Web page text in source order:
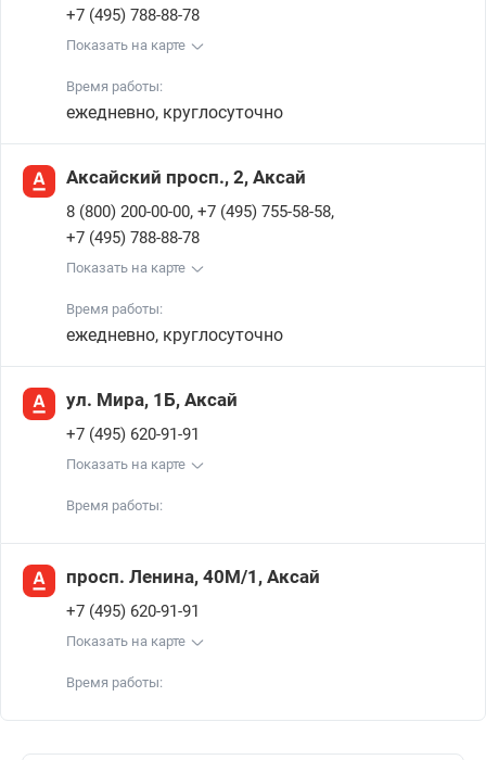
+7 (495) 788-88-78
Показать на карте
Время работы:
ежедневно, круглосуточно
Аксайский просп., 2, Аксай
8 (800) 200-00-00, +7 (495) 755-58-58,
+7 (495) 788-88-78
Показать на карте
Время работы:
ежедневно, круглосуточно
ул. Мира, 1Б, Аксай
+7 (495) 620-91-91
Показать на карте
Время работы:
просп. Ленина, 40М/1, Аксай
+7 (495) 620-91-91
Показать на карте
Время работы: